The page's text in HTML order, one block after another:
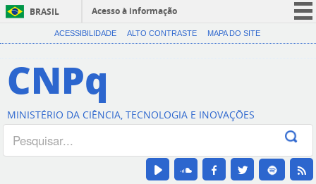
BRASIL
Acesso à informação
CORONAVÍRUS (COVID-19)
Canais
ACESSIBILIDADE ALTO CONTRASTE MAPA DO SITE
CNPq
MINISTÉRIO DA CIÊNCIA, TECNOLOGIA E INOVAÇÕES